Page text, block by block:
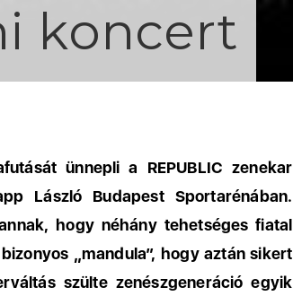
koncert
ünnepli a REPUBLIC zenekar
László Budapest Sportarénában.
hogy néhány tehetséges fiatal
„mandula”, hogy aztán sikert
szülte zenészgeneráció egyik